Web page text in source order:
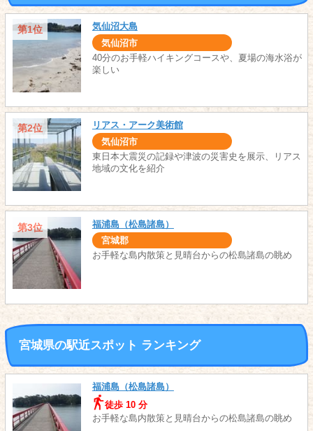
第1位 気仙沼大島
気仙沼市
40分のお手軽ハイキングコースや、夏場の海水浴が
楽しい
第2位 リアス・アーク美術館
気仙沼市
東日本大震災の記録や津波の災害史を展示、リアス
地域の文化を紹介
第3位 福浦島（松島諸島）
宮城郡
お手軽な島内散策と見晴台からの松島諸島の眺め
宮城県の駅近スポット ランキング
福浦島（松島諸島）
徒歩 10 分
お手軽な島内散策と見晴台からの松島諸島の眺め